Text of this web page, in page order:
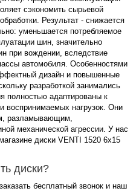
сэкономить сырьевой
Результат - снижается
уменьшается потребляемое
шин, значительно
при вождении, вследствие
автомобиля. Особенностями
дизайн и повышенные
разработкой занимались
полностью адаптированы к
воспринимаемых нагрузок. Они
разламывающим,
механической агрессии. У нас
диски VENTI 1520 6x15
диски?
бесплатный звонок и наш